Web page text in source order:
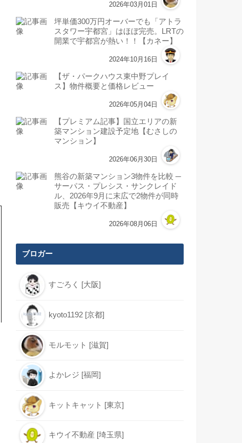
2026年03月01日
坪単価300万円オーバーでも「アトラ
スタワー宇都宮」はほぼ完売。LRTの
開業で宇都宮が熱い！！【カネー】
2024年10月16日
【ザ・パークハウス東中野プレイ
ス】物件概要と価格レビュー
2026年05月04日
【プレミアム記事】国立エリアの新
築マンション建設予定地【むさしの
マンション】
2026年06月30日
熊谷の新築マンション3物件を比較 ─
サーパス・プレシス・サンクレイド
ル、2026年9月に末広で2物件が同時
販売【キウイ不動産】
2026年08月06日
ブロガー
すごろく [大阪]
kyoto1192 [京都]
モルモット [滋賀]
よかレジ [福岡]
キットキャット [東京]
キウイ不動産 [埼玉県]